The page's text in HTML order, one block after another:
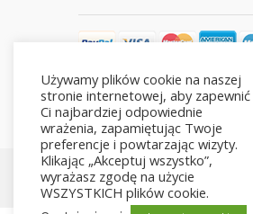
Używamy plików cookie na naszej
stronie internetowej, aby zapewnić
Ci najbardziej odpowiednie
wrażenia, zapamiętując Twoje
preferencje i powtarzając wizyty.
Klikając „Akceptuj wszystko”,
wyrażasz zgodę na użycie
WSZYSTKICH plików cookie.